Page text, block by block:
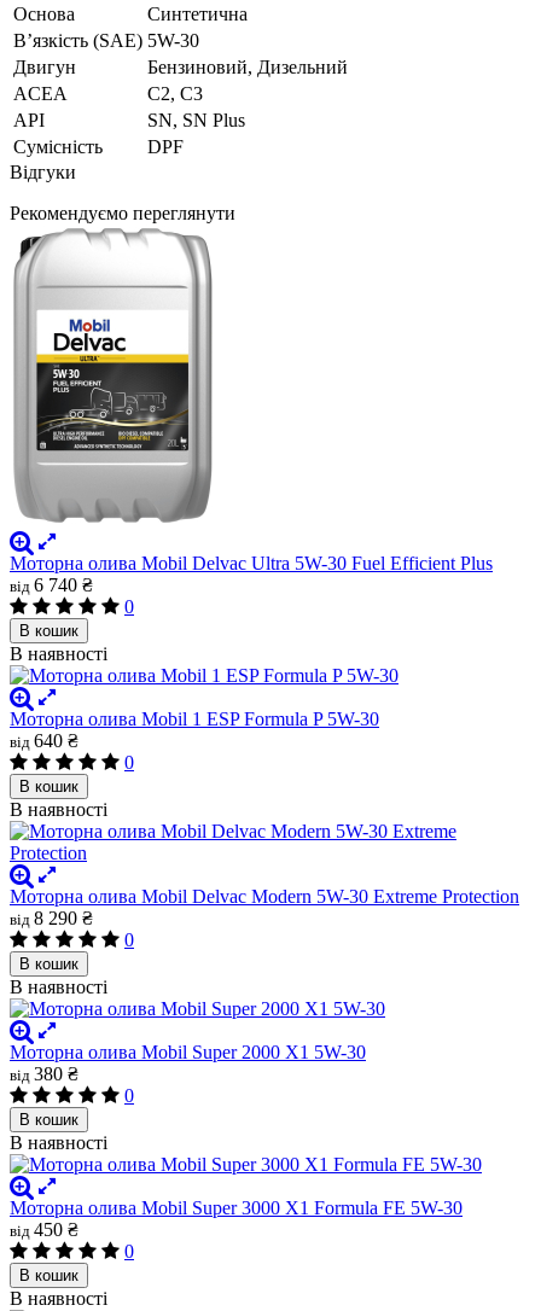
Основа
Синтетична
В’язкість (SAE) 5W-30
Двигун
Бензиновий, Дизельний
ACEA
C2, C3
API
SN, SN Plus
Сумісність
DPF
Відгуки
Рекомендуємо переглянути
Моторна олива Mobil Delvac Ultra 5W-30 Fuel Efficient Plus
від 6 740 ₴
0
В кошик
В наявності
Моторна олива Mobil 1 ESP Formula P 5W-30
від 640 ₴
0
В кошик
В наявності
Моторна олива Mobil Delvac Modern 5W-30 Extreme Protection
від 8 290 ₴
0
В кошик
В наявності
Моторна олива Mobil Super 2000 X1 5W-30
від 380 ₴
0
В кошик
В наявності
Моторна олива Mobil Super 3000 X1 Formula FE 5W-30
від 450 ₴
0
В кошик
В наявності